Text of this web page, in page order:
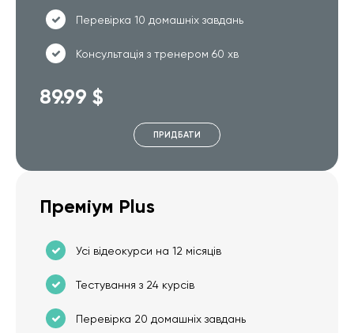
Перевірка 10 домашніх завдань
Консультація з тренером 60 хв
89.99 $
ПРИДБАТИ
Преміум Plus
Усі відеокурси на 12 місяців
Тестування з 24 курсів
Перевірка 20 домашніх завдань